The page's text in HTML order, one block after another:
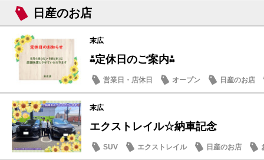
日産のお店
末広
⁂定休日のご案内⁂
営業日・店休日 オープン 日産のお店
末広
エクストレイル☆納車記念
SUV エクストレイル 日産のお店